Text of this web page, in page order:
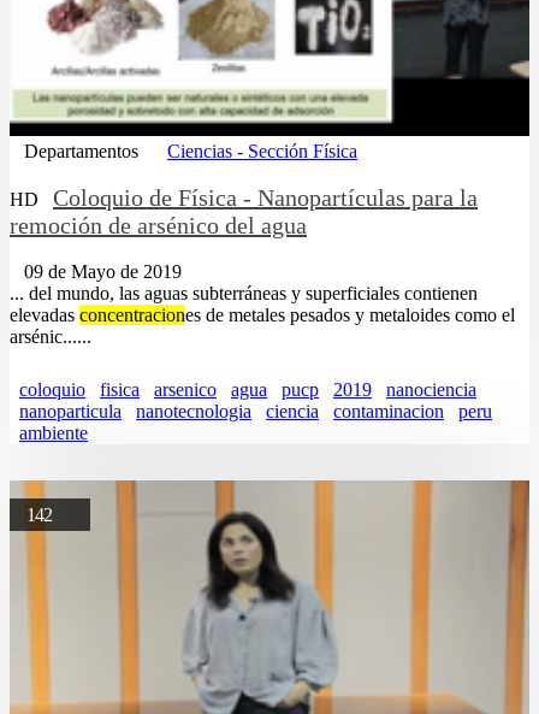
Departamentos Ciencias - Sección Física
HD
Coloquio de Física - Nanopartículas para la
remoción de arsénico del agua
09 de Mayo de 2019
... del mundo, las aguas subterráneas y superficiales contienen
elevadas concentraciones de metales pesados y metaloides como el
arsénic......
coloquio fisica arsenico agua pucp 2019
nanociencia
nanoparticula
nanotecnologia ciencia contaminacion
peru
ambiente
142